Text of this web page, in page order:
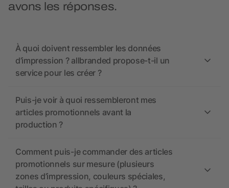
avons les réponses.
À quoi doivent ressembler les données
d’impression ? allbranded propose-t-il un
service pour les créer ?
Puis-je voir à quoi ressembleront mes
articles promotionnels avant la
production ?
Comment puis-je commander des articles
promotionnels sur mesure (plusieurs
zones d’impression, couleurs spéciales,